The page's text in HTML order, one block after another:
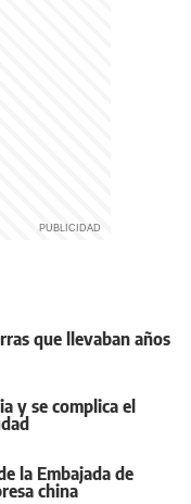
que llevaban años
y se complica el
la Embajada de
china